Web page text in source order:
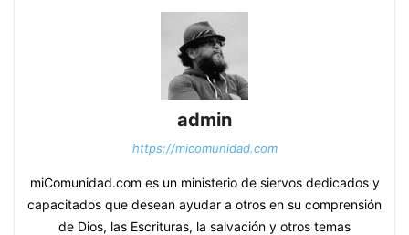
admin
https://micomunidad.com
miComunidad.com es un ministerio de siervos dedicados y
capacitados que desean ayudar a otros en su comprensión
de Dios, las Escrituras, la salvación y otros temas